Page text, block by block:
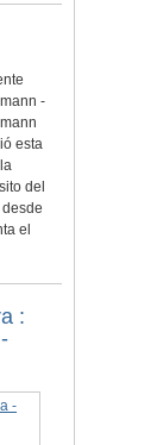
-
esta
del
el
: